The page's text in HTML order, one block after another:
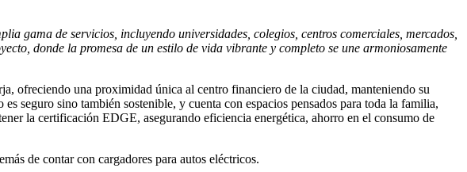
gama de servicios, incluyendo universidades, colegios, centros comerciales, mercados,
donde la promesa de un estilo de vida vibrante y completo se une armoniosamente
ofreciendo una proximidad única al centro financiero de la ciudad, manteniendo su
seguro sino también sostenible, y cuenta con espacios pensados para toda la familia,
la certificación EDGE, asegurando eficiencia energética, ahorro en el consumo de
de contar con cargadores para autos eléctricos.